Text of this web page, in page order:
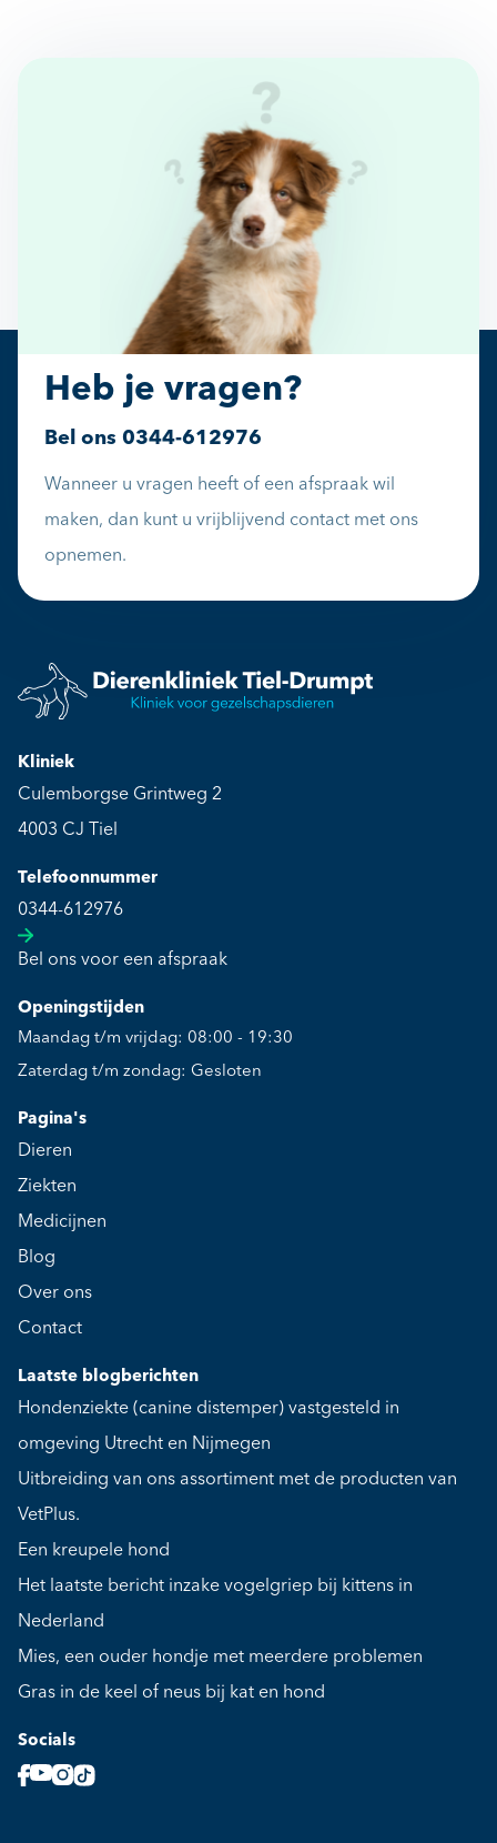
Heb je vragen?
Bel ons 0344-612976
Wanneer u vragen heeft of een afspraak wil
maken, dan kunt u vrijblijvend contact met ons
opnemen.
Kliniek
Culemborgse Grintweg 2
4003 CJ Tiel
Telefoonnummer
0344-612976
Bel ons voor een afspraak
Openingstijden
Maandag t/m vrijdag: 08:00 - 19:30
Zaterdag t/m zondag: Gesloten
Pagina's
Dieren
Ziekten
Medicijnen
Blog
Over ons
Contact
Laatste blogberichten
Hondenziekte (canine distemper) vastgesteld in
omgeving Utrecht en Nijmegen
Uitbreiding van ons assortiment met de producten van
VetPlus.
Een kreupele hond
Het laatste bericht inzake vogelgriep bij kittens in
Nederland
Mies, een ouder hondje met meerdere problemen
Gras in de keel of neus bij kat en hond
Socials